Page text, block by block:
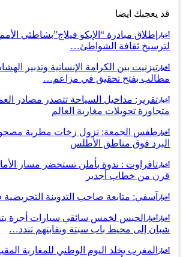
قد يعجبك ايضا
أخبار
إطلاق مبادرة “الإيكو فيلاج”بشاطئي
لترسيخ ثقافة الشواطئ…
أخبار تيزنيت بين الكرامة الإنسانية وتدبير
مطالب بفتح تحقيق في مزاعم…
أخبار تقرير: مداخيل السياحة تتصدر مصادر
متجاوزة تحويلات مغاربة العالم
أخبار طقس الجمعة: نزول زخات مطرية
البرد فوق مناطق الأطلس
أخبار تافراوت : ندوة بأملن تستحضر مسار
قرن من خطاب أجدير
أخبار آسفي: متابعة صاحب التدوينة
أخبار أخبار
الحبس لخمس سائقي سيارات أجرة
شبان إلى محيط باب سبتة ونقابتهم تندد…
أخبار
المغرب يخلد اليوم الوطني للمغاربة